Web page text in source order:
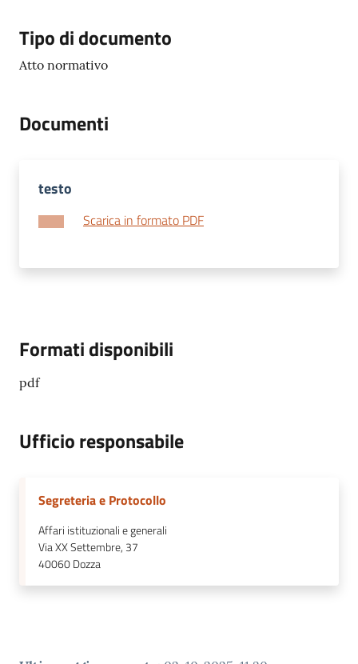
Tipo di documento
Atto normativo
Documenti
testo
Scarica in formato PDF
Formati disponibili
pdf
Ufficio responsabile
Segreteria e Protocollo
Affari istituzionali e generali
Via XX Settembre, 37
40060Dozza